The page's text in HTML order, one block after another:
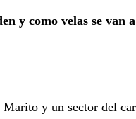
y como velas se van
Marito y un sector del